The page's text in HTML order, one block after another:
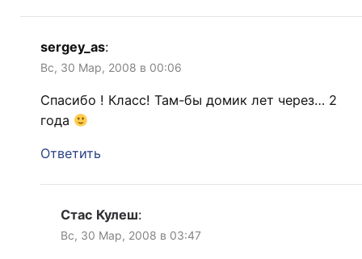
sergey_as:
Вс, 30 Мар, 2008 в 00:06
Спасибо ! Класс! Там-бы домик лет через… 2
года
Ответить
Стас Кулеш:
Вс, 30 Мар, 2008 в 03:47